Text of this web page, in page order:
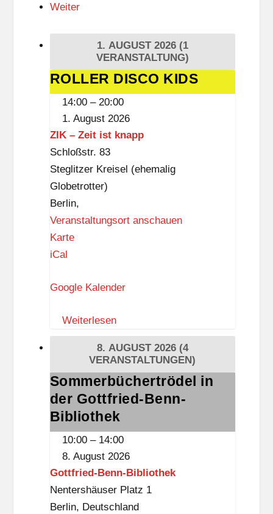
Weiter
1. AUGUST 2026 (1
VERANSTALTUNG)
ROLLER
DISCO
KIDS
ROLLER DISCO KIDS
14:00 – 20:00
1. August 2026
ZIK – Zeit ist knapp
Schloßstr. 83
Steglitzer Kreisel (ehemalig
Globetrotter)
Berlin,
Veranstaltungsort anschauen
KarteZ
–
e
i
i
k
n
a
p
p
iCal
Google Kalender
Weiterlesen
8. AUGUST 2026 (4
VERANSTALTUNGEN)
Sommerbüchertrödel
in
der
Gottfried-
Bibliothek
Sommerbüchertrödel in
der Gottfried-Benn-
Bibliothek
10:00 – 14:00
8. August 2026
Gottfried-Benn-Bibliothek
Nentershäuser Platz 1
Berlin, Deutschland